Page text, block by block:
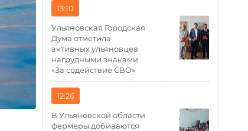
13:10
Ульяновская Городская
Дума отметила
активных ульяновцев
нагрудными знаками
«За содействие СВО»
12:26
В Ульяновской области
фермеры добиваются